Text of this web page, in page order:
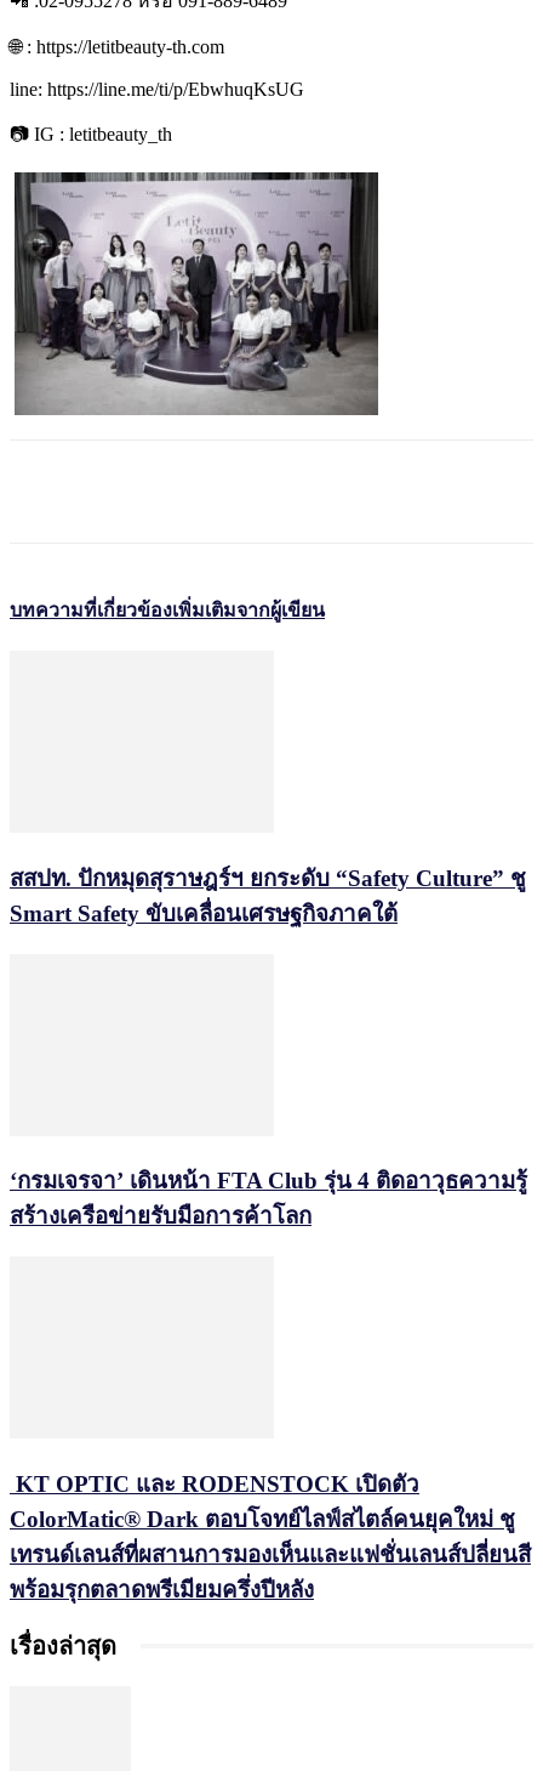
🌐 : https://letitbeauty-th.com
line: https://line.me/ti/p/EbwhuqKsUG
📷 IG : letitbeauty_th
บทความที่เกี่ยวข้องเพิ่มเติมจากผู้เขียน
สสปท. ปักหมุดสุราษฎร์ฯ ยกระดับ “Safety Culture” ชู
Smart Safety ขับเคลื่อนเศรษฐกิจภาคใต้
‘กรมเจรจา’ เดินหน้า FTA Club รุ่น 4 ติดอาวุธความรู้
สร้างเครือข่ายรับมือการค้าโลก
KT OPTIC และ RODENSTOCK เปิดตัว
ColorMatic® Dark ตอบโจทย์ไลฟ์สไตล์คนยุคใหม่ ชู
เทรนด์เลนส์ที่ผสานการมองเห็นและแฟชั่นเลนส์ปลี่ยนสี
พร้อมรุกตลาดพรีเมียมครึ่งปีหลัง
เรื่องล่าสุด